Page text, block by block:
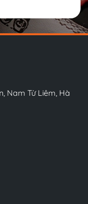
Nam Từ Liêm, Hà